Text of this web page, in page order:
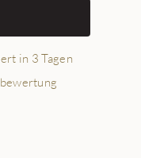
in 3 Tagen